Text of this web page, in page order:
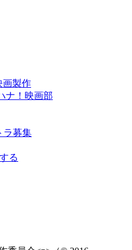
画製作
ナ！映画部
ラ募集
る